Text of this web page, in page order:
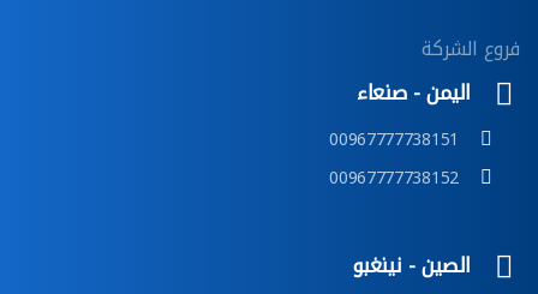
فروع الشركة
اليمن - صنعاء
00967777738151
00967777738152
الصين - نينغبو